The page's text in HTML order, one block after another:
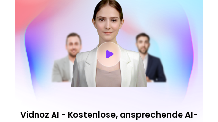
Vidnoz AI - Kostenlose, ansprechende AI-